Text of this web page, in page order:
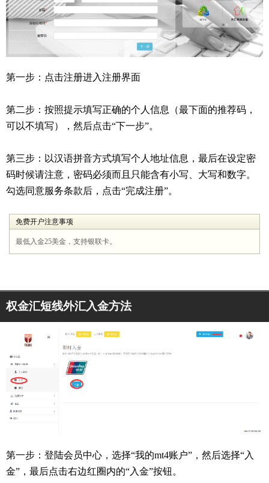
第一步：点击注册进入注册界面
第二步：按照提示填写正确的个人信息（最下面的推荐码，
可以不填写），然后点击“下一步”。
第三步：以汉语拼音方式填写个人地址信息，最后在设定密
码时候请注意，密码必须而且只能含有小写、大写和数字。
勾选同意服务条款后，点击“完成注册”。
免费开户注意事项
最低入金25美金，支持银联卡。
权金汇短线外汇入金方法
第一步：登陆会员中心，选择“我的mt4账户”，然后选择“入
金”，最后点击右边红圈内的“入金”按钮。